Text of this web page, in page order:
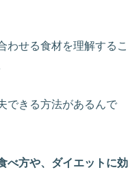
わせる食材を理解するこ
できる方法があるんで
べ方や、ダイエットに効